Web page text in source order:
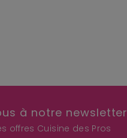
à notre newsletter
offres Cuisine des Pros